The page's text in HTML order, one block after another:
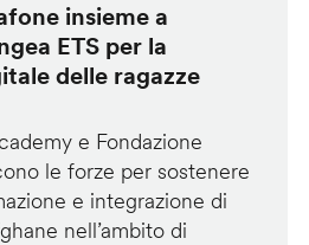
insieme a
ETS per la
delle ragazze
e Fondazione
le forze per sostenere
e integrazione di
nell’ambito di